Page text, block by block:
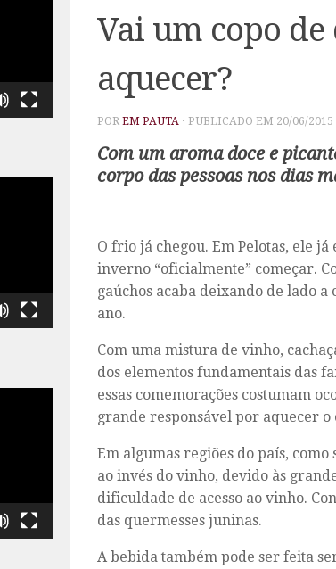
Vai um copo
aquecer?
POR EM PAUTA · PUBLICADO EM 20/06/2015
Com um aroma doce e
corpo das pessoas nos dias
O frio já chegou. Em Pelotas, ele
inverno “oficialmente” começar.
gaúchos acaba deixando de lado
ano.
Com uma mistura de vinho,
dos elementos fundamentais das
essas comemorações costumam
grande responsável por aquecer
Em algumas regiões do país,
ao invés do vinho, devido às
dificuldade de acesso ao vinho.
das quermesses juninas.
A bebida também pode ser feita